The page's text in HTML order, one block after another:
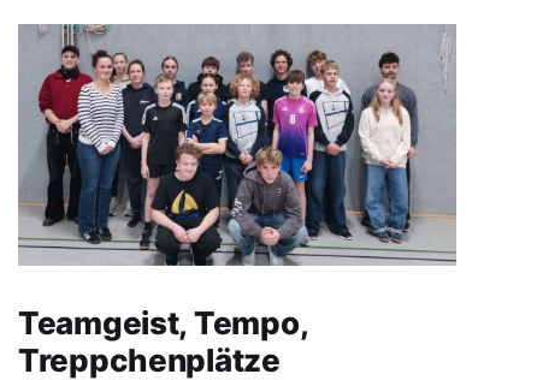
Teamgeist, Tempo,
Treppchenplätze